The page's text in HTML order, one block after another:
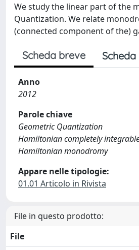
We study the linear part of the
Quantization. We relate
(connected component of the)
Scheda breve
Anno
2012
Parole chiave
Geometric Quantization
Hamiltonian completely
Hamiltonian monodromy
Appare nelle tipologie:
01.01 Articolo in Rivista
File in questo prodotto:
File